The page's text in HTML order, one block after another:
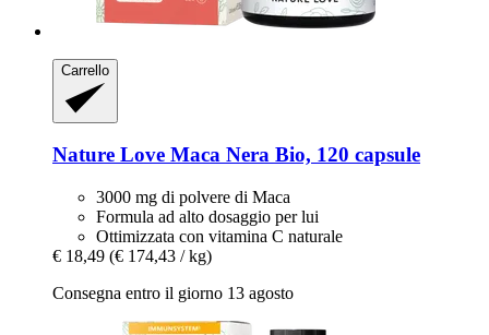
Carrello
Nature Love Maca Nera Bio, 120 capsule
3000 mg di polvere di Maca
Formula ad alto dosaggio per lui
Ottimizzata con vitamina C naturale
€ 18,49 (€ 174,43 / kg)
Consegna entro il giorno 13 agosto